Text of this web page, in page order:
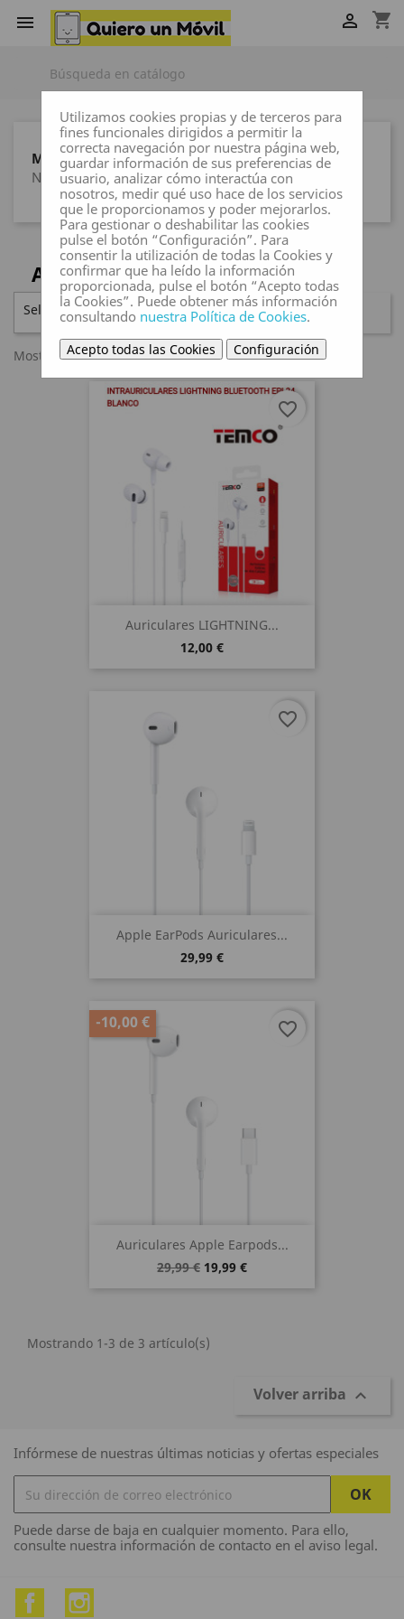
 shopping_cart

MARCAS
Ninguna marca
AURICULARES APPLE
Seleccionar  FILTRAR
Mostrando 1-3 de 3 artículo(s)
Auriculares LIGHTNING...
12,00 €
favorite_border
Apple EarPods Auriculares...
29,99 €
favorite_border
Auriculares Apple Earpods...
29,99 € 19,99 €
-10,00 € favorite_border
Mostrando 1-3 de 3 artículo(s)
Volver arriba 
Infórmese de nuestras últimas noticias y ofertas especiales
Puede darse de baja en cualquier momento. Para ello,
consulte nuestra información de contacto en el aviso legal.
Facebook
Utilizamos cookies propias y de terceros para
fines funcionales dirigidos a permitir la
correcta navegación por nuestra página web,
guardar información de sus preferencias de
usuario, analizar cómo interactúa con
nosotros, medir qué uso hace de los servicios
que le proporcionamos y poder mejorarlos.
Para gestionar o deshabilitar las cookies
pulse el botón “Configuración”. Para
consentir la utilización de todas la Cookies y
confirmar que ha leído la información
proporcionada, pulse el botón “Acepto todas
la Cookies”. Puede obtener más información
consultando nuestra Política de Cookies.
Acepto todas las Cookies Configuración